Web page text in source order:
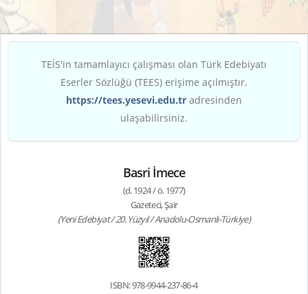
TEİS'in tamamlayıcı çalışması olan Türk Edebiyatı
Eserler Sözlüğü (TEES) erişime açılmıştır.
https://tees.yesevi.edu.tr adresinden
ulaşabilirsiniz.
Basri İmece
(d. 1924 / ö. 1977)
Gazeteci, Şair
(Yeni Edebiyat / 20. Yüzyıl / Anadolu-Osmanlı-Türkiye)
ISBN: 978-9944-237-86-4